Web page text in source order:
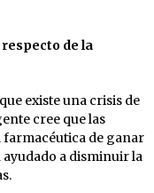
de la
existe una crisis de
cree que las
de ganar
a disminuir la